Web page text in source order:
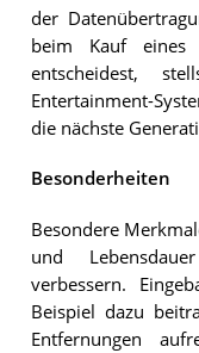
der
beim Kauf eines
entscheidest,
Entertainment-
die nächste
Besonderheiten
Besondere
und
verbessern.
Beispiel dazu
Entfernungen